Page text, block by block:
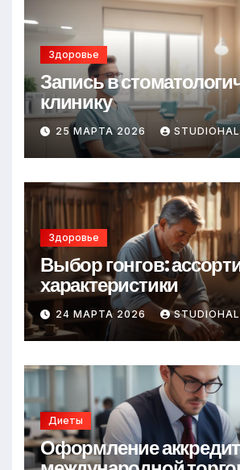
Здоровье
Запись в
клинику
25 МАРТА 2026
Здоровье
Выбор гонгов:
характеристики
24 МАРТА 2026
Диеты
Оформление